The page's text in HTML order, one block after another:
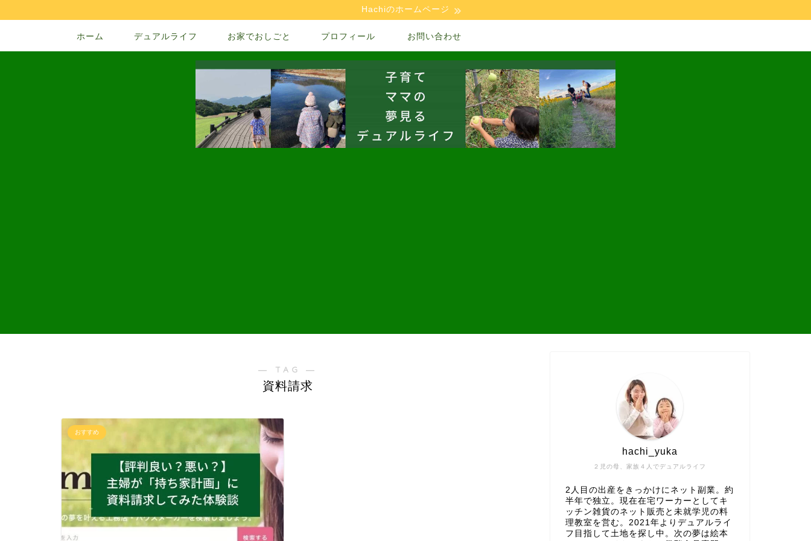
Hachiのホームページ
ホーム デュアルライフ お家でおしごと プロフィール お問い合わせ
― TAG ―
資料請求
おすすめ
２児の母、家族４人でデュアルライフ
hachi_yuka
2人目の出産をきっかけにネット副業。約
半年で独立。現在在宅ワーカーとしてキ
ッチン雑貨のネット販売と未就学児の料
理教室を営む。2021年よりデュアルライ
フ目指して土地を探し中。次の夢は絵本